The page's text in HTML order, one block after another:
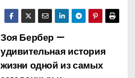
Зоя Бербер —
удивительная история
жизни одной из самых